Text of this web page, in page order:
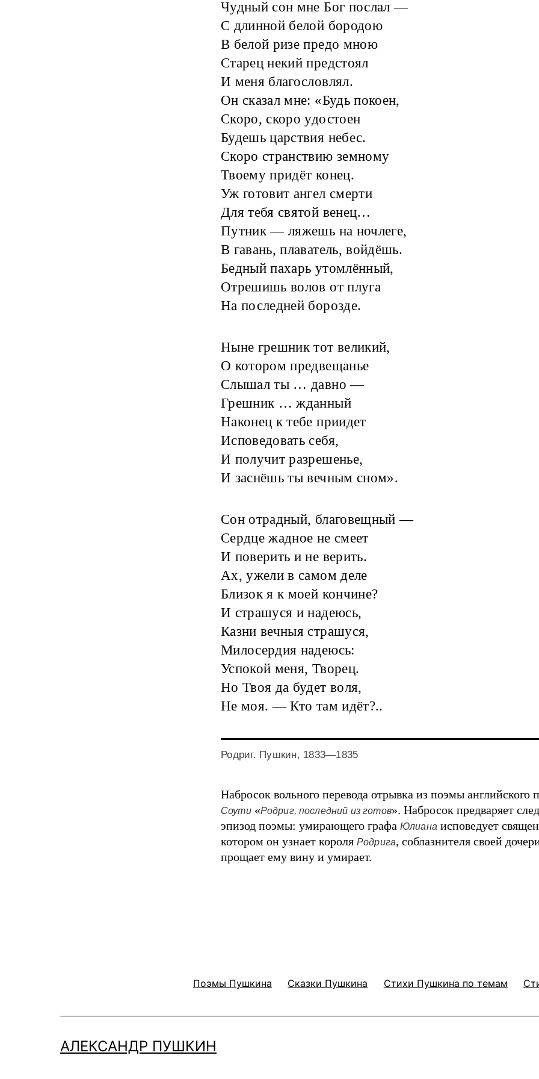
Чудный сон мне Бог послал —
С длинной белой бородою
В белой ризе предо мною
Старец некий предстоял
И меня благословлял.
Он сказал мне: «Будь покоен,
Скоро, скоро удостоен
Будешь царствия небес.
Скоро странствию земному
Твоему придёт конец.
Уж готовит ангел смерти
Для тебя святой венец…
Путник — ляжешь на ночлеге,
В гавань, плаватель, войдёшь.
Бедный пахарь утомлённый,
Отрешишь волов от плуга
На последней борозде.
Ныне грешник тот великий,
О котором предвещанье
Слышал ты … давно —
Грешник … жданный
Наконец к тебе приидет
Исповедовать себя,
И получит разрешенье,
И заснёшь ты вечным сном».
Сон отрадный, благовещный —
Сердце жадное не смеет
И поверить и не верить.
Ах, ужели в самом деле
Близок я к моей кончине?
И страшуся и надеюсь,
Казни вечныя страшуся,
Милосердия надеюсь:
Успокой меня, Творец.
Но Твоя да будет воля,
Не моя. — Кто там идёт?..
Родриг. Пушкин, 1833—1835
Набросок вольного перевода отрывка из поэмы английского
Соути«Родриг, последний из готов». Набросок предваряет
эпизод поэмы: умирающего графа Юлиана исповедует
котором он узнает короля Родрига, соблазнителя своей
прощает ему вину и умирает.
Поэмы Пушкина Сказки Пушкина Стихи Пушкина по темам
АЛЕКСАНДР ПУШКИН